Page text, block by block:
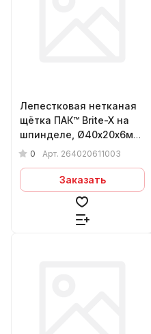
Лепестковая нетканая
щётка ПАК™ Brite-X на
шпинделе, Ø40х20х6мм,
Medium
0 Арт. 264020611003
Заказать